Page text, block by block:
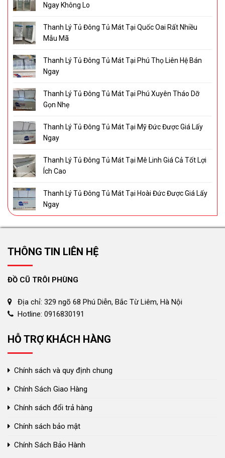
Ngay Không Lo
Thanh Lý Tủ Đông Tủ Mát Tại Quốc Oai Rất Nhiều
Mẫu Mã
Thanh Lý Tủ Đông Tủ Mát Tại Phú Thọ Liên Hệ Bán
Ngay
Thanh Lý Tủ Đông Tủ Mát Tại Phú Xuyên Tháo Dỡ
Gọn Nhẹ
Thanh Lý Tủ Đông Tủ Mát Tại Mỹ Đức Được Giá Lấy
Ngay
Thanh Lý Tủ Đông Tủ Mát Tại Mê Linh Giá Cả Tốt Lợi
Ích Cao
Thanh Lý Tủ Đông Tủ Mát Tại Hoài Đức Được Giá Lấy
Ngay
THÔNG TIN LIÊN HỆ
ĐỒ CŨ TRÔI PHÙNG
Địa chỉ: 329 ngõ 68 Phú Diễn, Bắc Từ Liêm, Hà Nội
Hotline: 0916830191
HỖ TRỢ KHÁCH HÀNG
Chính sách và quy định chung
Chính Sách Giao Hàng
Chính sách đổi trả hàng
Chính sách bảo mật
Chính Sách Bảo Hành